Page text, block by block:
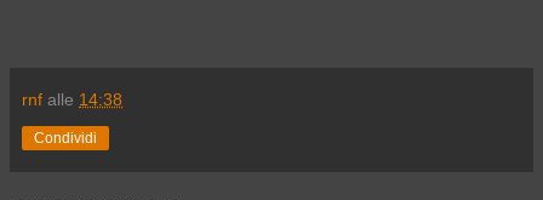
rnf alle 14:38
Condividi